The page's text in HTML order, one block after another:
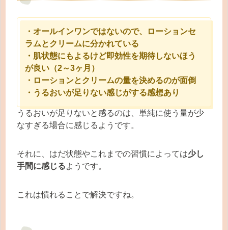
・オールインワンではないので、ローションセ
ラムとクリームに分かれている
・肌状態にもよるけど即効性を期待しないほう
が良い（2～3ヶ月）
・ローションとクリームの量を決めるのが面倒
・うるおいが足りない感じがする感想あり
うるおいが足りないと感るのは、単純に使う量が少
なすぎる場合に感じるようです。
それに、はだ状態やこれまでの習慣によっては少し
手間に感じるようです。
これは慣れることで解決ですね。